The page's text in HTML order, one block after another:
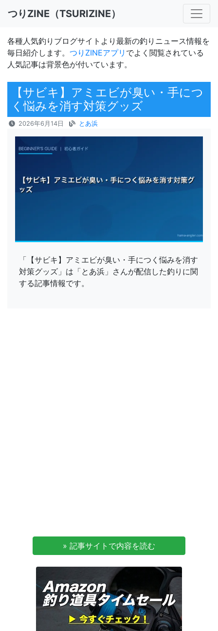
つりZINE（TSURIZINE）
各種人気釣りブログサイトより最新の釣りニュース情報を
毎日紹介します。 つりZINEアプリ でよく閲覧されている
人気記事は背景色が付いています。
【サビキ】アミエビが臭い・手につ
く悩みを消す対策グッズ
2026年6月14日 とあ浜
「【サビキ】アミエビが臭い・手につく悩みを消す
対策グッズ」は「とあ浜」さんが配信した釣りに関
する記事情報です。
» 記事サイトで内容を読む